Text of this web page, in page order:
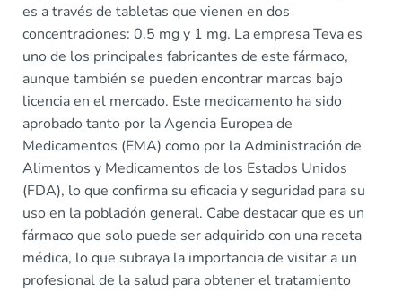
es a través de tabletas que vienen en dos
concentraciones: 0.5 mg y 1 mg. La empresa Teva es
uno de los principales fabricantes de este fármaco,
aunque también se pueden encontrar marcas bajo
licencia en el mercado. Este medicamento ha sido
aprobado tanto por la Agencia Europea de
Medicamentos (EMA) como por la Administración de
Alimentos y Medicamentos de los Estados Unidos
(FDA), lo que confirma su eficacia y seguridad para su
uso en la población general. Cabe destacar que es un
fármaco que solo puede ser adquirido con una receta
médica, lo que subraya la importancia de visitar a un
profesional de la salud para obtener el tratamiento